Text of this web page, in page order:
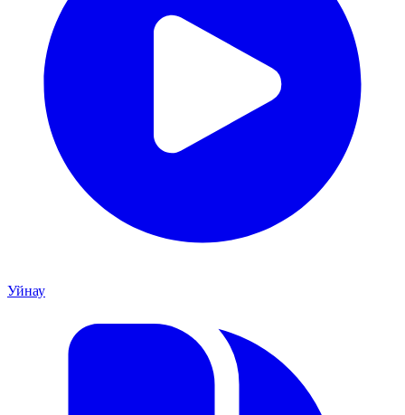
Уйнау